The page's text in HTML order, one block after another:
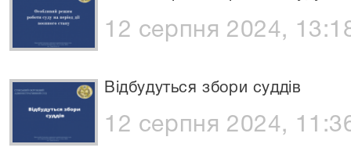
12 серпня 2024,
Відбудуться збори суддів
12 серпня 2024,